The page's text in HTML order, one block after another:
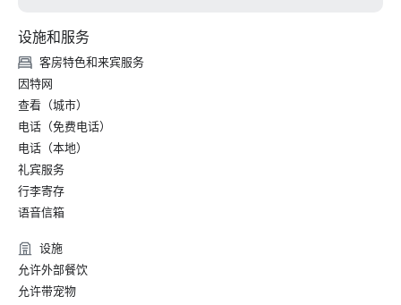
设施和服务
客房特色和来宾服务
因特网
查看（城市）
电话（免费电话）
电话（本地）
礼宾服务
行李寄存
语音信箱
设施
允许外部餐饮
允许带宠物